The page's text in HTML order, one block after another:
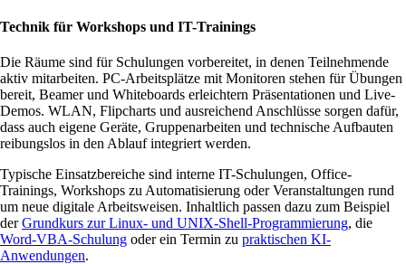
Technik für Workshops und IT-Trainings
Die Räume sind für Schulungen vorbereitet, in denen Teilnehmende
aktiv mitarbeiten. PC-Arbeitsplätze mit Monitoren stehen für Übungen
bereit, Beamer und Whiteboards erleichtern Präsentationen und Live-
Demos. WLAN, Flipcharts und ausreichend Anschlüsse sorgen dafür,
dass auch eigene Geräte, Gruppenarbeiten und technische Aufbauten
reibungslos in den Ablauf integriert werden.
Typische Einsatzbereiche sind interne IT-Schulungen, Office-
Trainings, Workshops zu Automatisierung oder Veranstaltungen rund
um neue digitale Arbeitsweisen. Inhaltlich passen dazu zum Beispiel
derGrundkurs zur Linux- und UNIX-Shell-Programmierung, die
Word-VBA-Schulung oder ein Termin zu praktischen KI-
Anwendungen.